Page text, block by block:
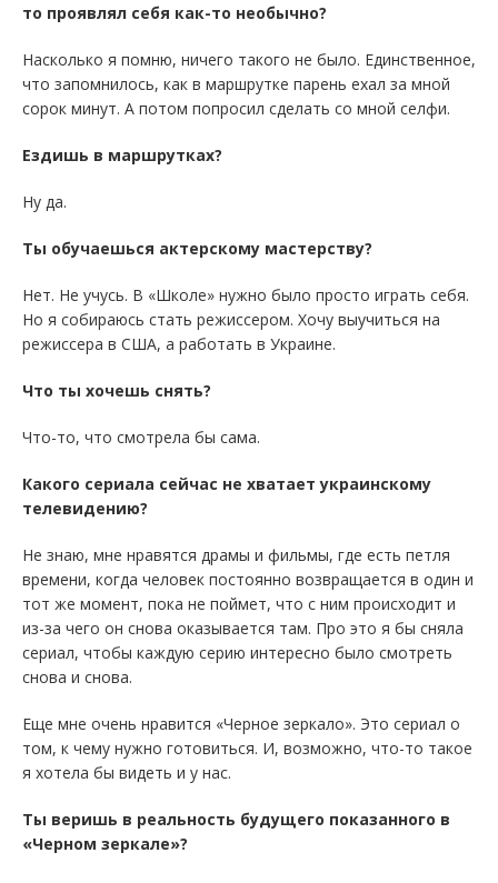
то проявлял себя как-то необычно?
Насколько я помню, ничего такого не было. Единственное,
что запомнилось, как в маршрутке парень ехал за мной
сорок минут. А потом попросил сделать со мной селфи.
Ездишь в маршрутках?
Ну да.
Ты обучаешься актерскому мастерству?
Нет. Не учусь. В «Школе» нужно было просто играть себя.
Но я собираюсь стать режиссером. Хочу выучиться на
режиссера в США, а работать в Украине.
Что ты хочешь снять?
Что-то, что смотрела бы сама.
Какого сериала сейчас не хватает украинскому
телевидению?
Не знаю, мне нравятся драмы и фильмы, где есть петля
времени, когда человек постоянно возвращается в один и
тот же момент, пока не поймет, что с ним происходит и
из-за чего он снова оказывается там. Про это я бы сняла
сериал, чтобы каждую серию интересно было смотреть
снова и снова.
Еще мне очень нравится «Черное зеркало». Это сериал о
том, к чему нужно готовиться. И, возможно, что-то такое
я хотела бы видеть и у нас.
Ты веришь в реальность будущего показанного в
«Черном зеркале»?